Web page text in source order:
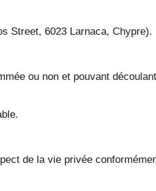
Street, 6023 Larnaca, Chypre).
ou non et pouvant
de la vie privée